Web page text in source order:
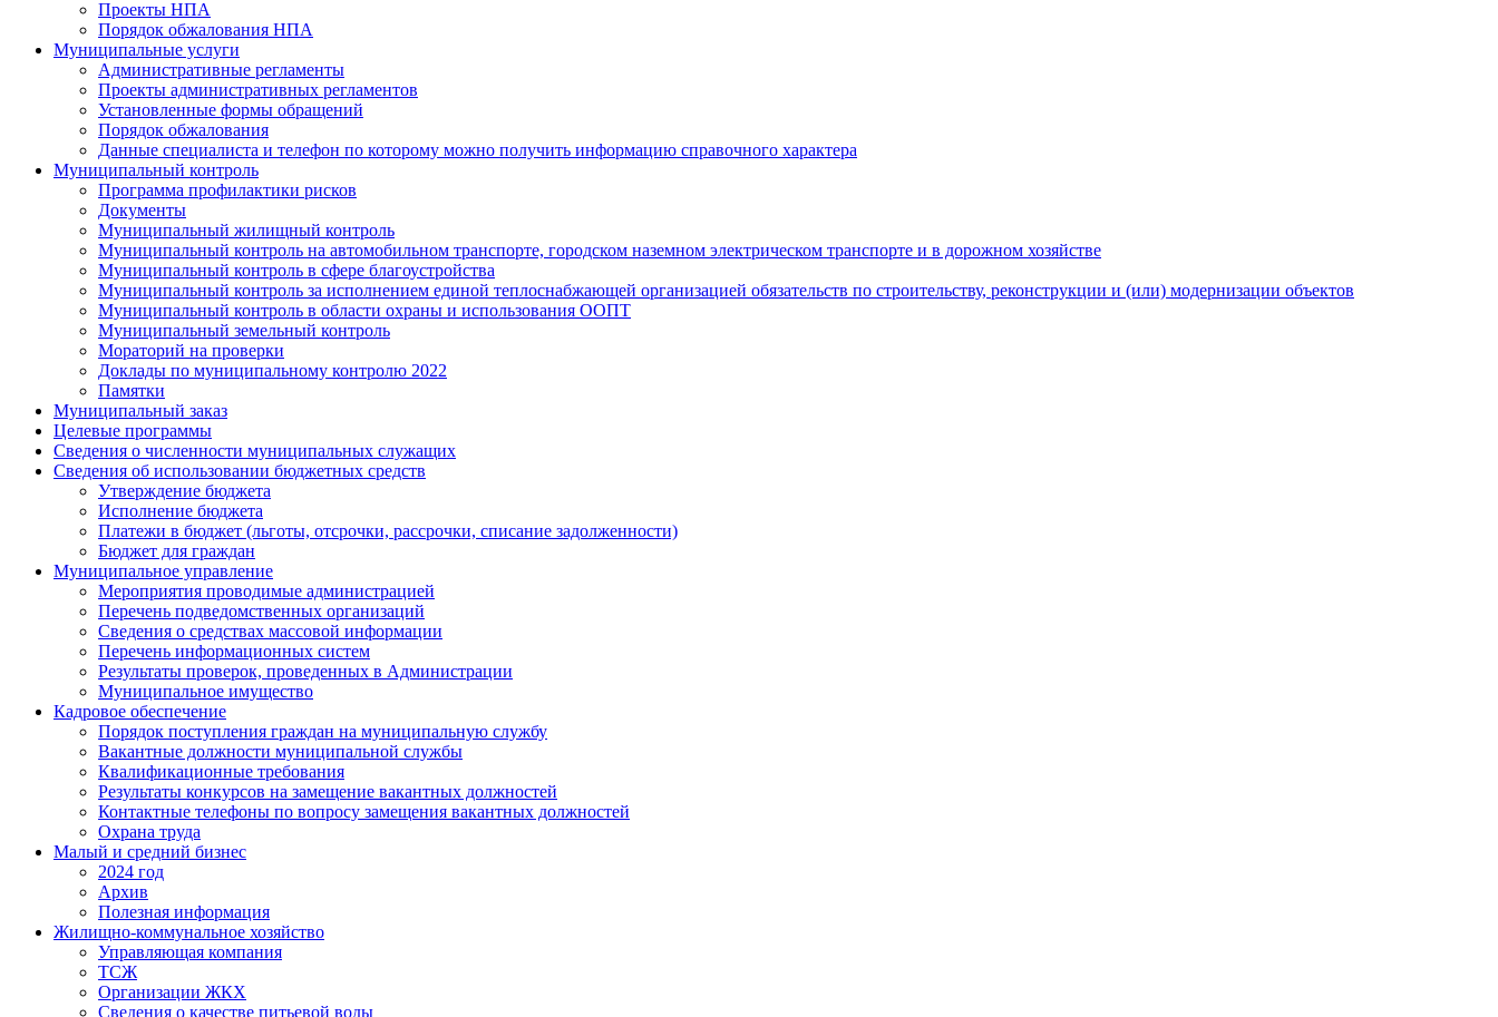
Проекты НПА
Порядок обжалования НПА
Муниципальные услуги
Административные регламенты
Проекты административных регламентов
Установленные формы обращений
Порядок обжалования
Данные специалиста и телефон по которому можно получить информацию справочного характера
Муниципальный контроль
Программа профилактики рисков
Документы
Муниципальный жилищный контроль
Муниципальный контроль на автомобильном транспорте, городском наземном электрическом транспорте и в дорожном хозяйстве
Муниципальный контроль в сфере благоустройства
Муниципальный контроль за исполнением единой теплоснабжающей организацией обязательств по строительству, реконструкции и (или) модернизации объектов
Муниципальный контроль в области охраны и использования ООПТ
Муниципальный земельный контроль
Мораторий на проверки
Доклады по муниципальному контролю 2022
Памятки
Муниципальный заказ
Целевые программы
Сведения о численности муниципальных служащих
Сведения об использовании бюджетных средств
Утверждение бюджета
Исполнение бюджета
Платежи в бюджет (льготы, отсрочки, рассрочки, списание задолженности)
Бюджет для граждан
Муниципальное управление
Мероприятия проводимые администрацией
Перечень подведомственных организаций
Сведения о средствах массовой информации
Перечень информационных систем
Результаты проверок, проведенных в Администрации
Муниципальное имущество
Кадровое обеспечение
Порядок поступления граждан на муниципальную службу
Вакантные должности муниципальной службы
Квалификационные требования
Результаты конкурсов на замещение вакантных должностей
Контактные телефоны по вопросу замещения вакантных должностей
Охрана труда
Малый и средний бизнес
2024 год
Архив
Полезная информация
Жилищно-коммунальное хозяйство
Управляющая компания
ТСЖ
Организации ЖКХ
Сведения о качестве питьевой воды